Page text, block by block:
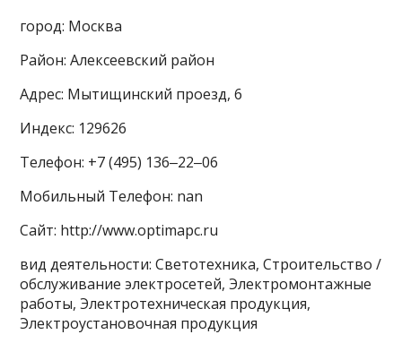
город: Москва
Район: Алексеевский район
Адрес: Мытищинский проезд, 6
Индекс: 129626
Телефон: +7 (495) 136‒22‒06
Мобильный Телефон: nan
Сайт: http://www.optimapc.ru
вид деятельности: Светотехника, Строительство /
обслуживание электросетей, Электромонтажные
работы, Электротехническая продукция,
Электроустановочная продукция